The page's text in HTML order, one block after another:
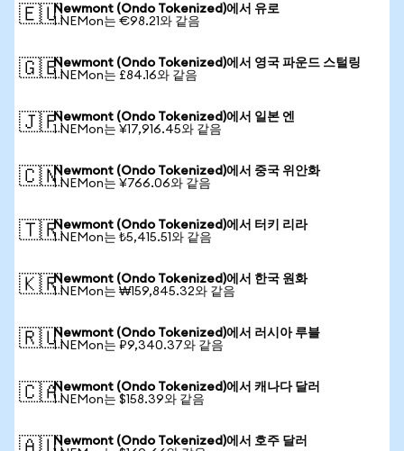
🇪🇺Newmont (Ondo Tokenized)에서 유로
1 NEMon는 €98.21와 같음
🇬🇧Newmont (Ondo Tokenized)에서 영국 파운드 스털링
1 NEMon는 £84.16와 같음
🇯🇵Newmont (Ondo Tokenized)에서 일본 엔
1 NEMon는 ¥17,916.45와 같음
🇨🇳Newmont (Ondo Tokenized)에서 중국 위안화
1 NEMon는 ¥766.06와 같음
🇹🇷Newmont (Ondo Tokenized)에서 터키 리라
1 NEMon는 ₺5,415.51와 같음
🇰🇷Newmont (Ondo Tokenized)에서 한국 원화
1 NEMon는 ₩159,845.32와 같음
🇷🇺Newmont (Ondo Tokenized)에서 러시아 루블
1 NEMon는 ₽9,340.37와 같음
🇨🇦Newmont (Ondo Tokenized)에서 캐나다 달러
1 NEMon는 $158.39와 같음
Newmont (Ondo Tokenized)에서 호주 달러